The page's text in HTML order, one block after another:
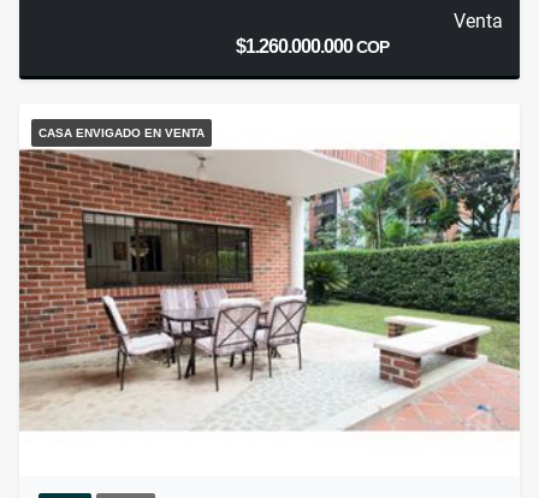
Venta
$1.260.000.000COP
CASA ENVIGADO EN VENTA